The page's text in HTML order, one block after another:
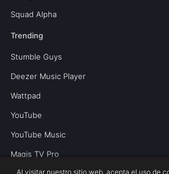
Squad Alpha
Trending
Stumble Guys
Deezer Music Player
Wattpad
YouTube
YouTube Music
Magis TV Pro
Al visitar nuestro sitio web, acepta el uso de